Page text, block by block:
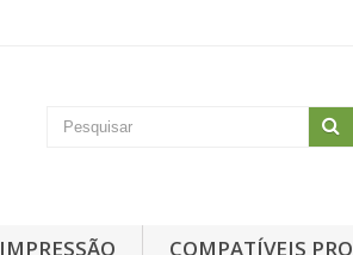
IMPRESSÃO COMPATÍVEIS PRO